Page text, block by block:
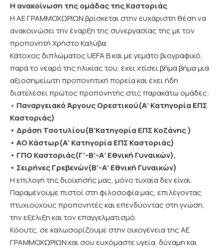
Η ανακοίνωση της ομάδας της Καστοριάς
Η ΑΕ ΓΡΑΜΜΟΧΩΡΙΩΝ βρίσκεται στην ευχάριστη θέση να
ανακοινώσει την έναρξη της συνεργασίας της με τον
προπονητή Χρήστο Καλύβα.
Κάτοχος διπλώματος UEFA B και με γεμάτο βιογραφικό,
παρά το νεαρό της ηλικίας του, έχει χτίσει βήμα βήμα μια
αξιοσημείωτη προπονητική πορεία και έχει ήδη
διατελέσει πρώτος προπονητής στις παρακάτω ομάδες:
• Παναργειακό Άργους Ορεστικού(Α’ Κατηγορία ΕΠΣ
Καστοριάς)
• Δράση Τσοτυλίου(Β’Κατηγορία ΕΠΣ Κοζάνης )
• ΑΟ Κάστωρ(Α’ Κατηγορία ΕΠΣ Καστοριάς)
• ΓΠΟ Καστοριάς(Γ’-Β’-Α’ Εθνική Γυναικών),
• Σειρήνες Γρεβενών(Β’-Α’ Εθνική Γυναικών)
Η επιλογή της διοίκησής μας, μόνο τυχαία δεν είναι.
Παραμένουμε πιστοί στη φιλοσοφία μας, επιλέγοντας
πτυχιούχους προπονητές και επενδύοντας στη γνώση,
την εξέλιξη και τον επαγγελματισμό.
Κόουτς, σε καλωσορίζουμε στην οικογένεια της ΑΕ
ΓΡΑΜΜΟΧΩΡΙΩΝ και σου ευχόμαστε υγεία, δύναμη και